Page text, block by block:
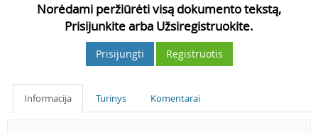
Norėdami peržiūrėti visą dokumento tekstą,
Prisijunkite arba Užsiregistruokite.
Prisijungti Registruotis
Informacija Turinys Komentarai